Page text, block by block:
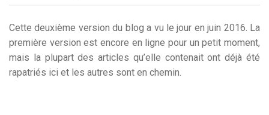
Cette deuxième version du blog a vu le jour en juin 2016. La
première version est encore en ligne pour un petit moment,
mais la plupart des articles qu’elle contenait ont déjà été
rapatriés ici et les autres sont en chemin.